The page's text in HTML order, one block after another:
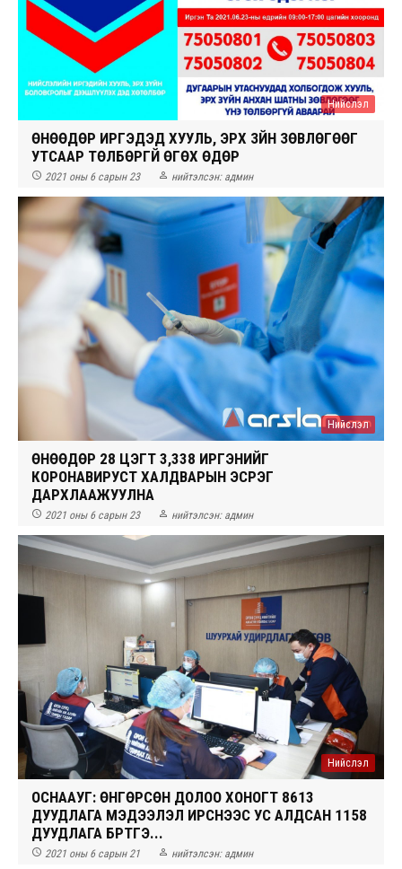
Нийслэл
ӨНӨӨДӨР ИРГЭДЭД ХУУЛЬ, ЭРХ ЗҮЙН ЗӨВЛӨГӨӨГ
УТСААР ТӨЛБӨРГҮЙ ӨГӨХ ӨДӨР
 2021 оны 6 сарын 23  нийтэлсэн: админ
Нийслэл
ӨНӨӨДӨР 28 ЦЭГТ 3,338 ИРГЭНИЙГ
КОРОНАВИРУСТ ХАЛДВАРЫН ЭСРЭГ
ДАРХЛААЖУУЛНА
 2021 оны 6 сарын 23  нийтэлсэн: админ
Нийслэл
ОСНААУГ: ӨНГӨРСӨН ДОЛОО ХОНОГТ 8613
ДУУДЛАГА МЭДЭЭЛЭЛ ИРСНЭЭС УС АЛДСАН 1158
ДУУДЛАГА БҮРТГЭ...
 2021 оны 6 сарын 21  нийтэлсэн: админ